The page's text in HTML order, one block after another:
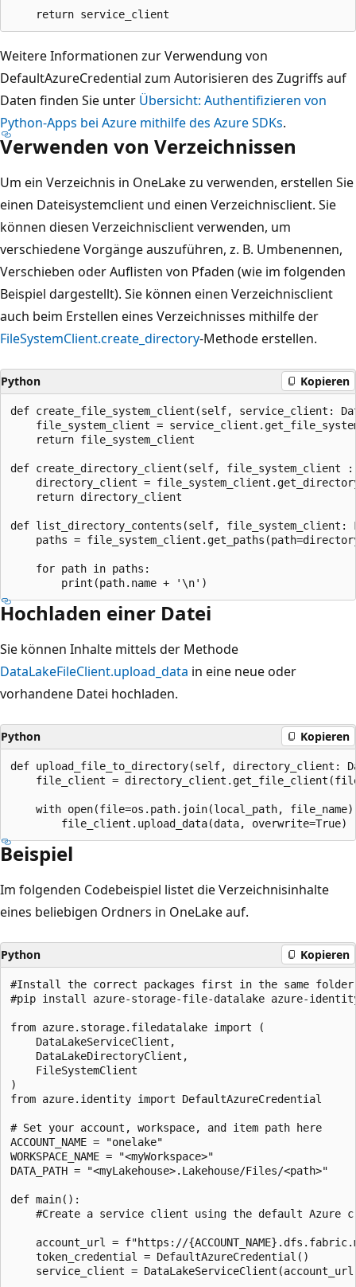
Weitere Informationen zur Verwendung von
DefaultAzureCredential zum Autorisieren des Zugriffs auf
Daten finden Sie unter Übersicht: Authentifizieren von
Python-Apps bei Azure mithilfe des Azure SDKs.
Verwenden von Verzeichnissen
Um ein Verzeichnis in OneLake zu verwenden, erstellen Sie
einen Dateisystemclient und einen Verzeichnisclient. Sie
können diesen Verzeichnisclient verwenden, um
verschiedene Vorgänge auszuführen, z. B. Umbenennen,
Verschieben oder Auflisten von Pfaden (wie im folgenden
Beispiel dargestellt). Sie können einen Verzeichnisclient
auch beim Erstellen eines Verzeichnisses mithilfe der
FileSystemClient.create_directory-Methode erstellen.
Python Kopieren
def create_file_system_client(self, service_client:
file_system_client =
    return file_system_client
def create_directory_client(self, file_system_client
directory_client =
    return directory_client
def list_directory_contents(self, file_system_client:
paths =
    for path in paths:
Hochladen einer Datei
Sie können Inhalte mittels der Methode
DataLakeFileClient.upload_data in eine neue oder
vorhandene Datei hochladen.
Python Kopieren
def upload_file_to_directory(self, directory_client:
file_client =
with open(file=os.path.join(local_path,
Beispiel
Im folgenden Codebeispiel listet die Verzeichnisinhalte
eines beliebigen Ordners in OneLake auf.
Python Kopieren
#Install the correct packages first in the same
#pip install azure-storage-file-datalake azure-
from azure.storage.filedatalake import (
    DataLakeServiceClient,
    DataLakeDirectoryClient,
    FileSystemClient
)
from azure.identity import DefaultAzureCredential
# Set your account, workspace, and item path here
ACCOUNT_NAME = "onelake"
WORKSPACE_NAME = "<myWorkspace>"
DATA_PATH = "<myLakehouse>.Lakehouse/Files/<path>"
def main():
#Create a service client using the default Azure
account_url = f"https://
    token_credential = DefaultAzureCredential()
service_client =